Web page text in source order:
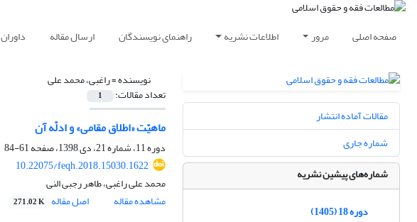
صفحه اصلی مرور اطلاعات نشریه راهنمای نویسندگان ارسال مقاله داوران
نویسنده =راغبی، محمد علی
تعداد مقالات: 1
ماهیّت «اطلاق مقامی» و ادلّه آن
دوره 11، شماره 21، دی 1398، صفحه
61-84
10.22075/feqh.2018.15030.1622
محمد علی راغبی، طاهر رجبی النی
مشاهده مقاله
اصل مقاله 271.02 K
مقالات آماده انتشار
شماره جاری
شماره‌های پیشین نشریه
دوره 18 (1405)